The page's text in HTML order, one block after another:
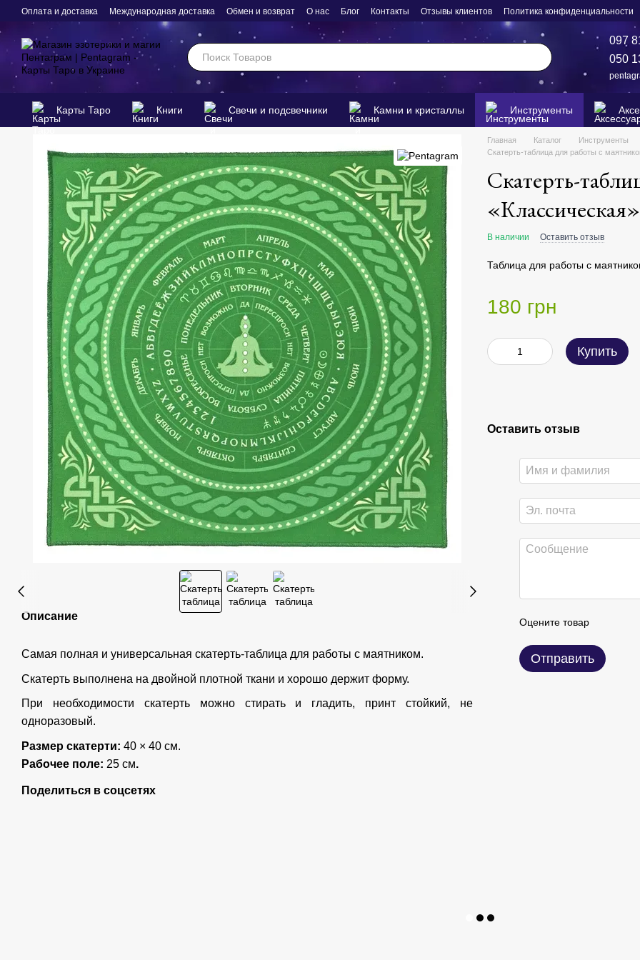
Перейти к основному контенту
Оплата и доставка Международная доставка Обмен и возврат О нас Блог Контакты Отзывы клиентов Политика конфиденциальности
097
050
Карты Таро Книги Свечи и подсвечники Камни и кристаллы Инструменты
Описание
Самая полная и универсальная скатерть-таблица для работы с маятником.
Скатерть выполнена на двойной плотной ткани и хорошо держит форму.
При необходимости скатерть можно стирать и гладить, принт стойкий, не
одноразовый.
Размер скатерти: 40 × 40 см.
Рабочее поле: 25 см.
Поделиться в соцсетях
Главная Каталог Инструменты
Скатерть-таблица для работы с
Скатерть-
В наличии Оставить отзыв
Таблица для работы с
180 грн
Купить
Оставить отзыв
Оцените товар
Отправить